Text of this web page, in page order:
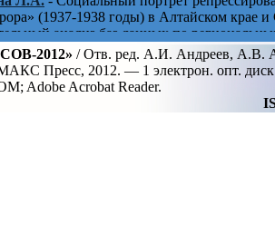
(1937-1938 годы) в Алтайском крае
анализ баз данных по
- Применение компьютерных методов
пропаганды Народного фронта в
1939 гг.
М.Ю.
- «Виртуальная реконструкция
2012» / Отв. ред. А.И. Андреев, А.В.
Пресс, 2012. — 1 электрон. опт.
Adobe Acrobat Reader.